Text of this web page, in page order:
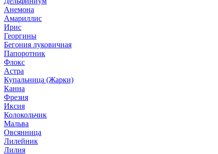
Анемона
Амариллис
Ирис
Георгины
Бегония луковичная
Папоротник
Флокс
Астра
Купальница (Жарки)
Канна
Фрезия
Иксия
Колокольчик
Мальва
Овсянница
Лилейник
Лилия